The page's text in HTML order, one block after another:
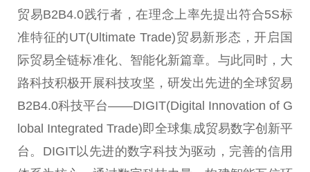
贸易B2B4.0践行者，在理念上率先提出符合5S标
准特征的UT(Ultimate Trade)贸易新形态，开启国
际贸易全链标准化、智能化新篇章。与此同时，大
路科技积极开展科技攻坚，研发出先进的全球贸易
B2B4.0科技平台——DIGIT(Digital Innovation of G
lobal IntegratedTrade)即全球集成贸易数字创新平
台 。DIGIT以先进的数字科技为驱动，完善的信用